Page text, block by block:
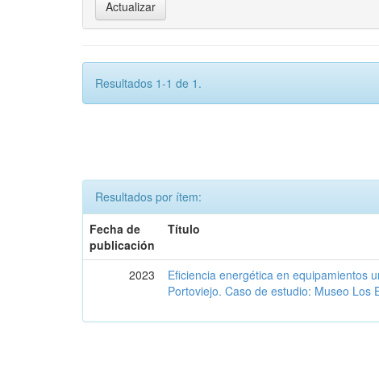
Resultados 1-1 de 1.
Resultados por ítem:
Fecha de
publicación
Título
2023
Eficiencia energética en equipamientos
Portoviejo. Caso de estudio: Museo Los